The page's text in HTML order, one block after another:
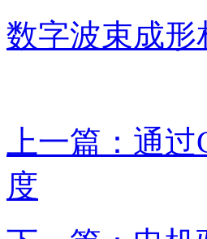
数字波束成形
上一篇：通
度